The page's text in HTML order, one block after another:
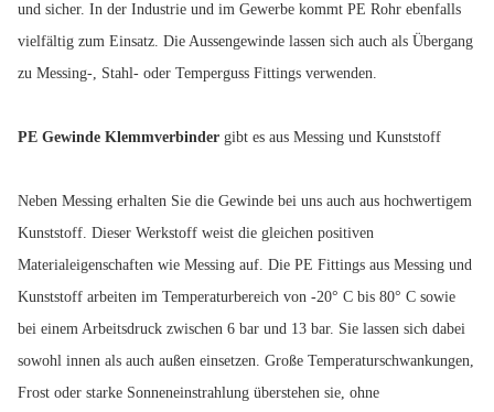
und sicher. In der Industrie und im Gewerbe kommt PE Rohr ebenfalls
vielfältig zum Einsatz. Die Aussengewinde lassen sich auch als Übergang
zu Messing-, Stahl- oder Temperguss Fittings verwenden.
PE Gewinde Klemmverbinder gibt es aus Messing und Kunststoff
Neben Messing erhalten Sie die Gewinde bei uns auch aus hochwertigem
Kunststoff. Dieser Werkstoff weist die gleichen positiven
Materialeigenschaften wie Messing auf. Die PE Fittings aus Messing und
Kunststoff arbeiten im Temperaturbereich von -20° C bis 80° C sowie
bei einem Arbeitsdruck zwischen 6 bar und 13 bar. Sie lassen sich dabei
sowohl innen als auch außen einsetzen. Große Temperaturschwankungen,
Frost oder starke Sonneneinstrahlung überstehen sie, ohne